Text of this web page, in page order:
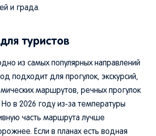
и града.
туристов
из самых популярных направлений
подходит для прогулок, экскурсий,
маршрутов, речных прогулок
в 2026 году из-за температуры
часть маршрута лучше
Если в планах есть водная